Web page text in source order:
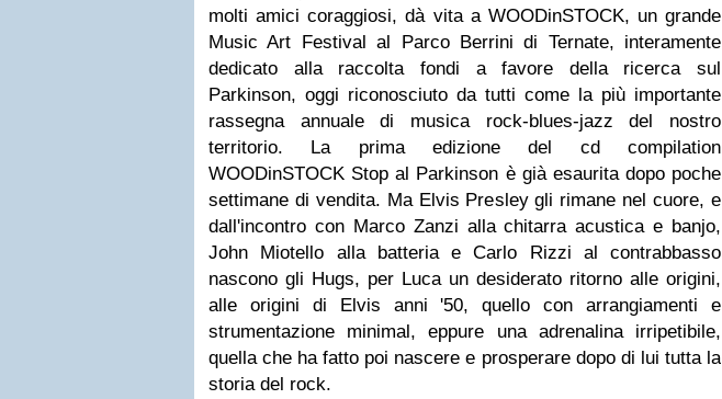
molti amici coraggiosi, dà vita a WOODinSTOCK, un grande
Music Art Festival al Parco Berrini di Ternate, interamente
dedicato alla raccolta fondi a favore della ricerca sul
Parkinson, oggi riconosciuto da tutti come la più importante
rassegna annuale di musica rock-blues-jazz del nostro
territorio. La prima edizione del cd compilation
WOODinSTOCK Stop al Parkinson è già esaurita dopo poche
settimane di vendita. Ma Elvis Presley gli rimane nel cuore, e
dall'incontro con Marco Zanzi alla chitarra acustica e banjo,
John Miotello alla batteria e Carlo Rizzi al contrabbasso
nascono gli Hugs, per Luca un desiderato ritorno alle origini,
alle origini di Elvis anni '50, quello con arrangiamenti e
strumentazione minimal, eppure una adrenalina irripetibile,
quella che ha fatto poi nascere e prosperare dopo di lui tutta la
storia del rock.